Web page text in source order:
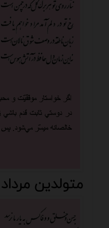
متولدین مرداد